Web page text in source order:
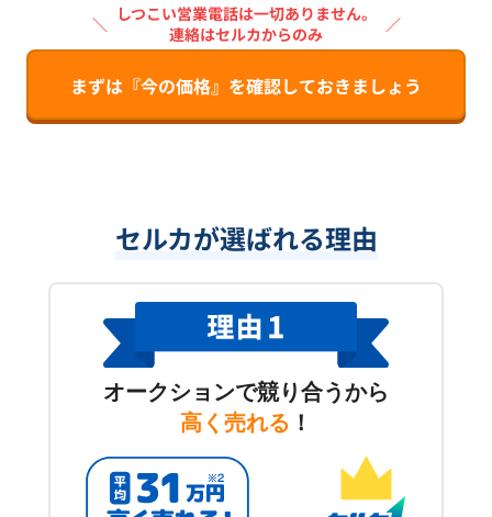
＼ しつこい営業電話は一切ありません。
連絡はセルカからのみ
／
まずは『今の価格』を確認しておきましょう
セルカが選ばれる理由
オークションで競り合うから
高く売れる ！